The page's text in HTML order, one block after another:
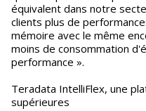
équivalent dans notre
clients plus de
mémoire avec le même
moins de consommation
performance ».
Teradata IntelliFlex, une
supérieures